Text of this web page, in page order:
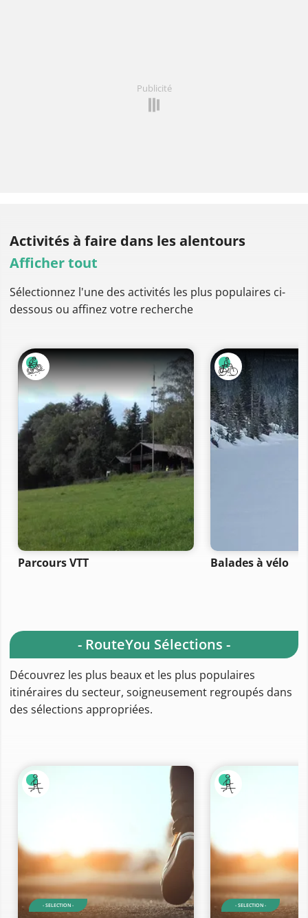
Publicité
Activités à faire dans les alentours
Afficher tout
Sélectionnez l'une des activités les plus populaires ci-
dessous ou affinez votre recherche
Parcours VTT Balades à vélo
- RouteYou Sélections -
Découvrez les plus beaux et les plus populaires
itinéraires du secteur, soigneusement regroupés dans
des sélections appropriées.
- SELECTION - - SELECTION -